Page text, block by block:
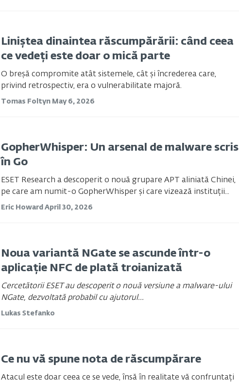
Liniștea dinaintea răscumpărării: când ceea
ce vedeți este doar o mică parte
O breșă compromite atât sistemele, cât și încrederea care,
privind retrospectiv, era o vulnerabilitate majoră.
Tomas Foltyn May 6, 2026
GopherWhisper: Un arsenal de malware scris
în Go
ESET Research a descoperit o nouă grupare APT aliniată Chinei,
pe care am numit-o GopherWhisper și care vizează instituții...
Eric Howard April 30, 2026
Noua variantă NGate se ascunde într-o
aplicație NFC de plată troianizată
Cercetătorii ESET au descoperit o nouă versiune a malware-ului
NGate, dezvoltată probabil cu ajutorul...
Lukas Stefanko
Ce nu vă spune nota de răscumpărare
Atacul este doar ceea ce se vede, însă în realitate vă confruntați